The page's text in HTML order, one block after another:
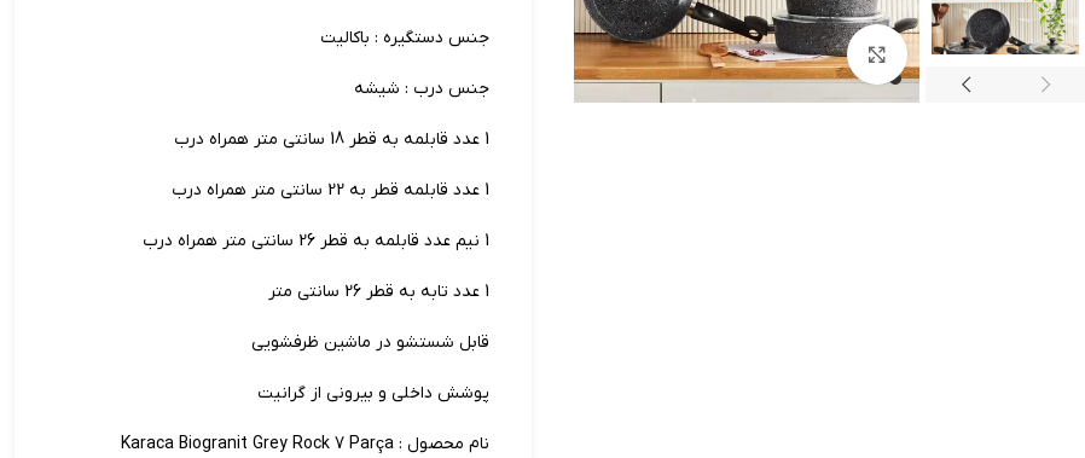
بزرگنمایی تصویر
جنس دستگیره : باکالیت
جنس درب : شیشه
1 عدد قابلمه به قطر 18 سانتی متر همراه درب
1 عدد قابلمه قطر به 22 سانتی متر همراه درب
1 نیم عدد قابلمه به قطر 26 سانتی متر همراه درب
1 عدد تابه به قطر 26 سانتی متر
قابل شستشو در ماشین ظرفشویی
پوشش داخلی و بیرونی از گرانیت
نام محصول : Karaca Biogranit Grey Rock 7 Parça